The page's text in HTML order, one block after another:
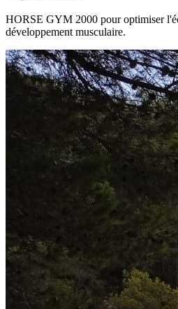
HORSE GYM 2000 pour optimiser
développement musculaire.